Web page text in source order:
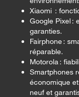
Xiaomi:
Google Pixel:
garanties.
Fairphone:
réparable.
Motorola :
Smartphones
économique
neuf et